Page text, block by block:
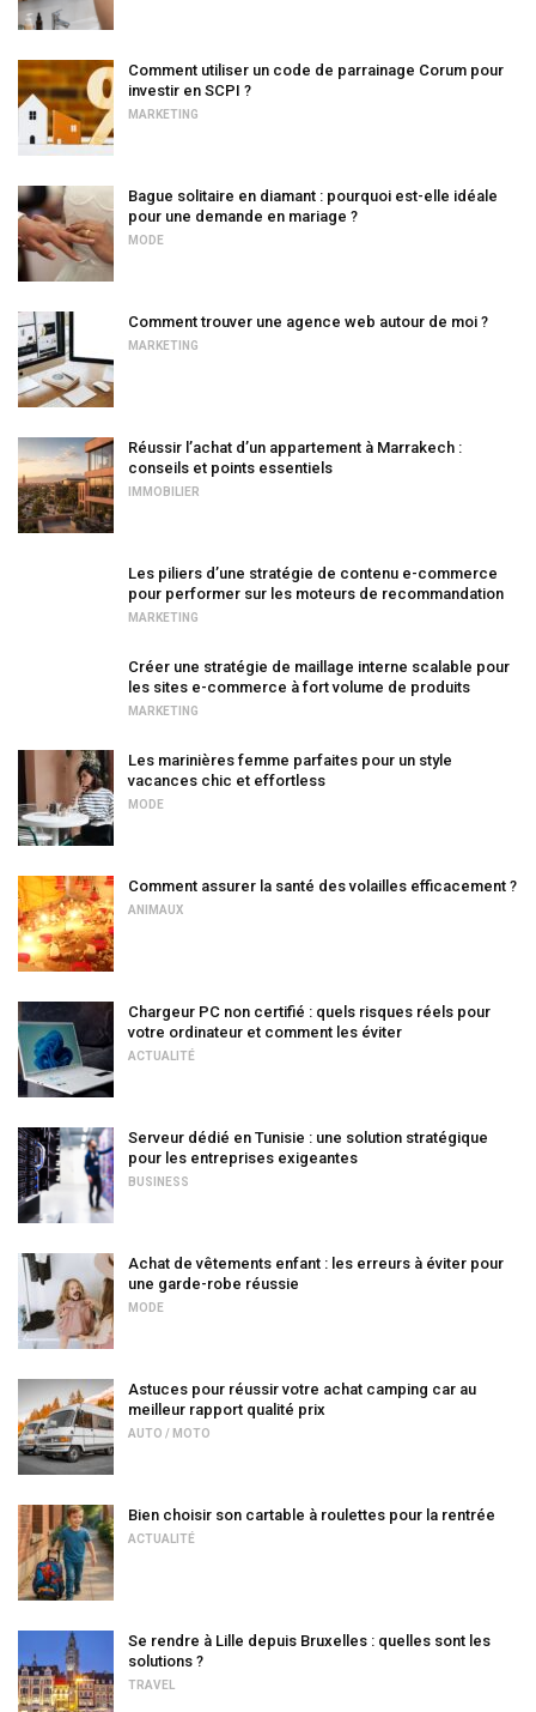
Comment utiliser un code de parrainage Corum pour
investir en SCPI ?
MARKETING
Bague solitaire en diamant : pourquoi est-elle idéale
pour une demande en mariage ?
MODE
Comment trouver une agence web autour de moi ?
MARKETING
Réussir l’achat d’un appartement à Marrakech :
conseils et points essentiels
IMMOBILIER
Les piliers d’une stratégie de contenu e-commerce
pour performer sur les moteurs de recommandation
MARKETING
Créer une stratégie de maillage interne scalable pour
les sites e-commerce à fort volume de produits
MARKETING
Les marinières femme parfaites pour un style
vacances chic et effortless
MODE
Comment assurer la santé des volailles efficacement ?
ANIMAUX
Chargeur PC non certifié : quels risques réels pour
votre ordinateur et comment les éviter
ACTUALITÉ
Serveur dédié en Tunisie : une solution stratégique
pour les entreprises exigeantes
BUSINESS
Achat de vêtements enfant : les erreurs à éviter pour
une garde-robe réussie
MODE
Astuces pour réussir votre achat camping car au
meilleur rapport qualité prix
AUTO / MOTO
Bien choisir son cartable à roulettes pour la rentrée
ACTUALITÉ
Se rendre à Lille depuis Bruxelles : quelles sont les
solutions ?
TRAVEL